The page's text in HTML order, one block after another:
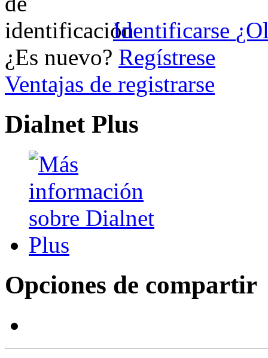
Identificarse
¿Es nuevo? Regístrese
Ventajas de registrarse
Dialnet Plus
Opciones de compartir